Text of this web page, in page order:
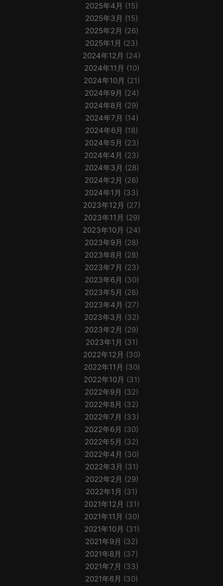
2025年4月 (15)
2025年3月 (15)
2025年2月 (26)
2025年1月 (23)
2024年12月 (24)
2024年11月 (10)
2024年10月 (21)
2024年9月 (24)
2024年8月 (29)
2024年7月 (14)
2024年6月 (18)
2024年5月 (23)
2024年4月 (23)
2024年3月 (28)
2024年2月 (26)
2024年1月 (33)
2023年12月 (27)
2023年11月 (29)
2023年10月 (24)
2023年9月 (28)
2023年8月 (28)
2023年7月 (23)
2023年6月 (30)
2023年5月 (28)
2023年4月 (27)
2023年3月 (32)
2023年2月 (29)
2023年1月 (31)
2022年12月 (30)
2022年11月 (30)
2022年10月 (31)
2022年9月 (32)
2022年8月 (32)
2022年7月 (33)
2022年6月 (30)
2022年5月 (32)
2022年4月 (30)
2022年3月 (31)
2022年2月 (29)
2022年1月 (31)
2021年12月 (31)
2021年11月 (30)
2021年10月 (31)
2021年9月 (32)
2021年8月 (37)
2021年7月 (33)
2021年6月 (30)